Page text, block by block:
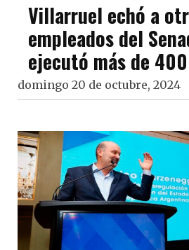
Villarruel echó a
empleados del
ejecutó más de
domingo 20 de octubre, 2024